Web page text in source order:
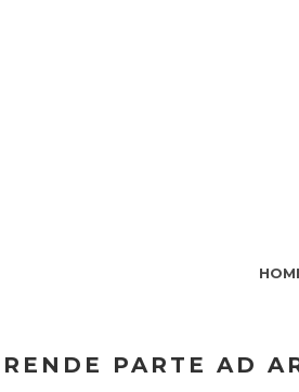
PARTE AD